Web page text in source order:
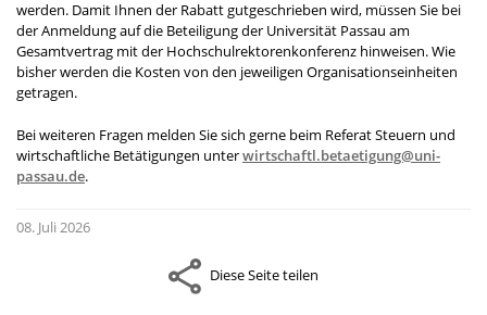
werden. Damit Ihnen der Rabatt gutgeschrieben wird, müssen Sie bei
der Anmeldung auf die Beteiligung der Universität Passau am
Gesamtvertrag mit der Hochschulrektorenkonferenz hinweisen. Wie
bisher werden die Kosten von den jeweiligen Organisationseinheiten
getragen.
Bei weiteren Fragen melden Sie sich gerne beim Referat Steuern und
wirtschaftliche Betätigungen unterwirtschaftl.betaetigung@uni-
passau.de.
08. Juli 2026
Diese Seite teilen